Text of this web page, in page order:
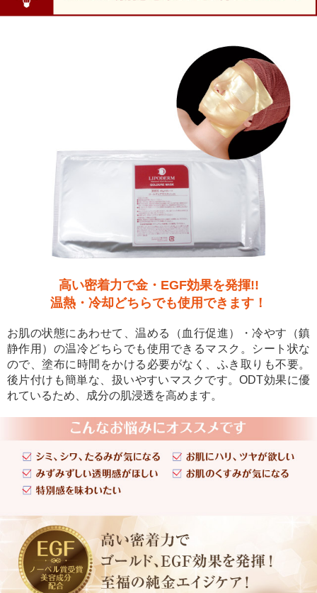
高い密着力で金・EGF効果を発揮!!
温熱・冷却どちらでも使用できます！
お肌の状態にあわせて、温める（血行促進）・冷やす（鎮
静作用）の温冷どちらでも使用できるマスク。シート状な
ので、塗布に時間をかける必要がなく、ふき取りも不要。
後片付けも簡単な、扱いやすいマスクです。ODT効果に優
れているため、成分の肌浸透を高めます。